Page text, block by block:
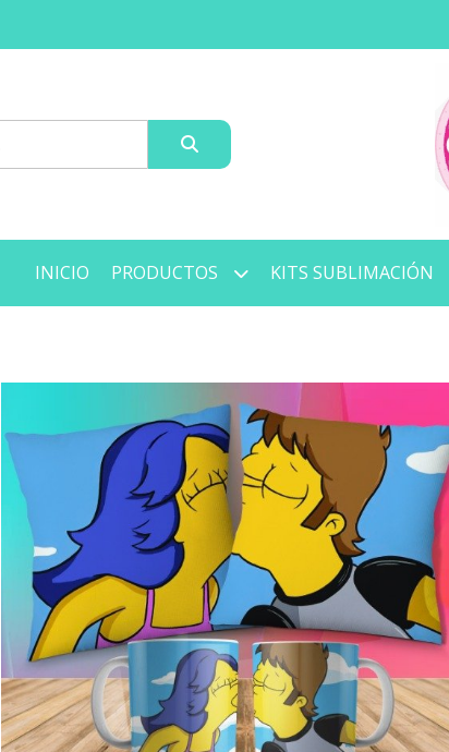
INICIO PRODUCTOS KITS SUBLIMACIÓN